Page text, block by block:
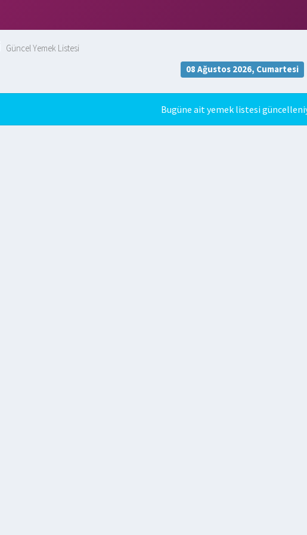
Güncel Yemek Listesi
08 Ağustos 2026, Cumartesi
Bugüne ait yemek listesi